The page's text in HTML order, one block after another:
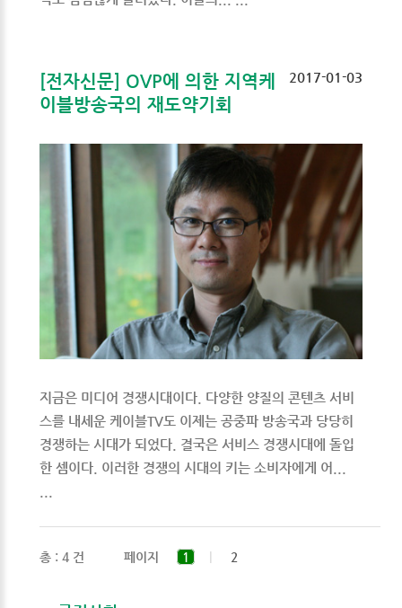
2017-01-03
[전자신문] OVP에 의한 지역케
이블방송국의 재도약기회
지금은 미디어 경쟁시대이다. 다양한 양질의 콘텐츠 서비
스를 내세운 케이블TV도 이제는 공중파 방송국과 당당히
경쟁하는 시대가 되었다. 결국은 서비스 경쟁시대에 돌입
한 셈이다. 이러한 경쟁의 시대의 키는 소비자에게 어...
총 : 4 건 페이지 1 2